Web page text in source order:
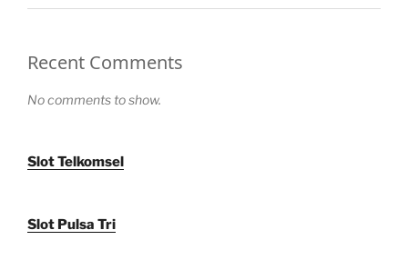
Recent Comments
No comments to show.
Slot Telkomsel
Slot Pulsa Tri